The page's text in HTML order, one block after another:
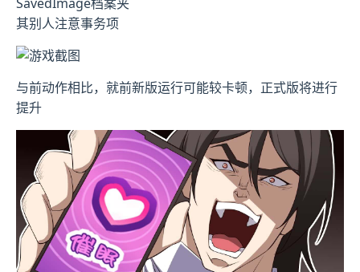
其别人注意事务项
与前动作相比，就前新版运行可能较卡顿，正式版将进行
提升